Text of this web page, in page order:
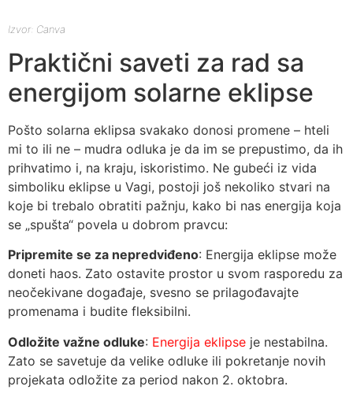
Izvor: Canva
Praktični saveti za rad sa
energijom solarne eklipse
Pošto solarna eklipsa svakako donosi promene – hteli
mi to ili ne – mudra odluka je da im se prepustimo, da ih
prihvatimo i, na kraju, iskoristimo. Ne gubeći iz vida
simboliku eklipse u Vagi, postoji još nekoliko stvari na
koje bi trebalo obratiti pažnju, kako bi nas energija koja
se „spušta“ povela u dobrom pravcu:
Pripremite se za nepredviđeno: Energija eklipse može
doneti haos. Zato ostavite prostor u svom rasporedu za
neočekivane događaje, svesno se prilagođavajte
promenama i budite fleksibilni.
Odložite važne odluke: Energija eklipse je nestabilna.
Zato se savetuje da velike odluke ili pokretanje novih
projekata odložite za period nakon 2. oktobra.